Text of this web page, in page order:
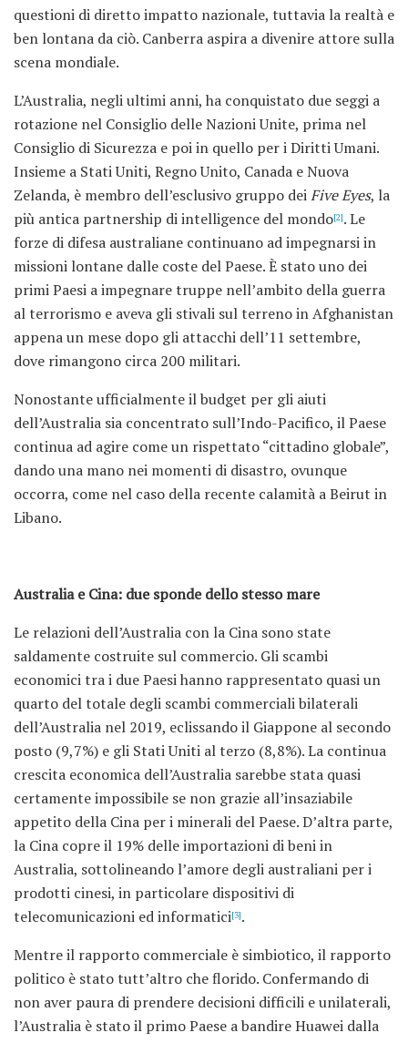
questioni di diretto impatto nazionale, tuttavia la realtà e
ben lontana da ciò. Canberra aspira a divenire attore sulla
scena mondiale.
L’Australia, negli ultimi anni, ha conquistato due seggi a
rotazione nel Consiglio delle Nazioni Unite, prima nel
Consiglio di Sicurezza e poi in quello per i Diritti Umani.
Insieme a Stati Uniti, Regno Unito, Canada e Nuova
Zelanda, è membro dell’esclusivo gruppo deiFive Eyes, la
più antica partnership di intelligence del mondo[2]. Le
forze di difesa australiane continuano ad impegnarsi in
missioni lontane dalle coste del Paese. È stato uno dei
primi Paesi a impegnare truppe nell’ambito della guerra
al terrorismo e aveva gli stivali sul terreno in Afghanistan
appena un mese dopo gli attacchi dell’11 settembre,
dove rimangono circa 200 militari.
Nonostante ufficialmente il budget per gli aiuti
dell’Australia sia concentrato sull’Indo-Pacifico, il Paese
continua ad agire come un rispettato “cittadino globale”,
dando una mano nei momenti di disastro, ovunque
occorra, come nel caso della recente calamità a Beirut in
Libano.
Australia e Cina: due sponde dello stesso mare
Le relazioni dell’Australia con la Cina sono state
saldamente costruite sul commercio. Gli scambi
economici tra i due Paesi hanno rappresentato quasi un
quarto del totale degli scambi commerciali bilaterali
dell’Australia nel 2019, eclissando il Giappone al secondo
posto (9,7%) e gli Stati Uniti al terzo (8,8%). La continua
crescita economica dell’Australia sarebbe stata quasi
certamente impossibile se non grazie all’insaziabile
appetito della Cina per i minerali del Paese. D’altra parte,
la Cina copre il 19% delle importazioni di beni in
Australia, sottolineando l’amore degli australiani per i
prodotti cinesi, in particolare dispositivi di
telecomunicazioni ed informatici[3].
Mentre il rapporto commerciale è simbiotico, il rapporto
politico è stato tutt’altro che florido. Confermando di
non aver paura di prendere decisioni difficili e unilaterali,
l’Australia è stato il primo Paese a bandire Huawei dalla